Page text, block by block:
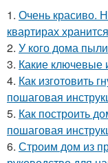
1. Очень красиво.
квартирах
2. У кого дома
3. Какие ключевые
4. Как изготовить
пошаговая
5. Как построить
пошаговая
6. Строим дом из